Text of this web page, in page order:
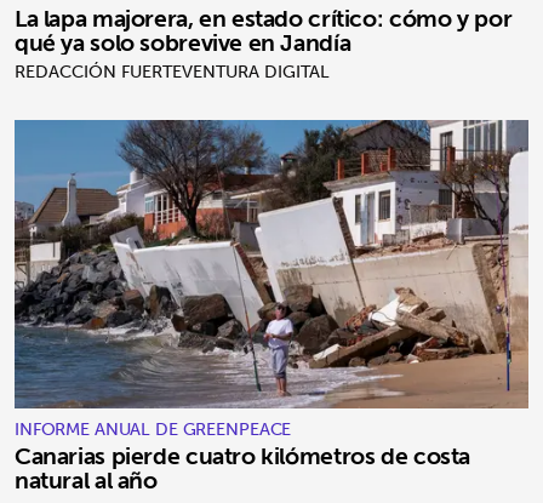
La lapa majorera, en estado crítico: cómo y por
qué ya solo sobrevive en Jandía
REDACCIÓN FUERTEVENTURA DIGITAL
INFORME ANUAL DE GREENPEACE
Canarias pierde cuatro kilómetros de costa
natural al año